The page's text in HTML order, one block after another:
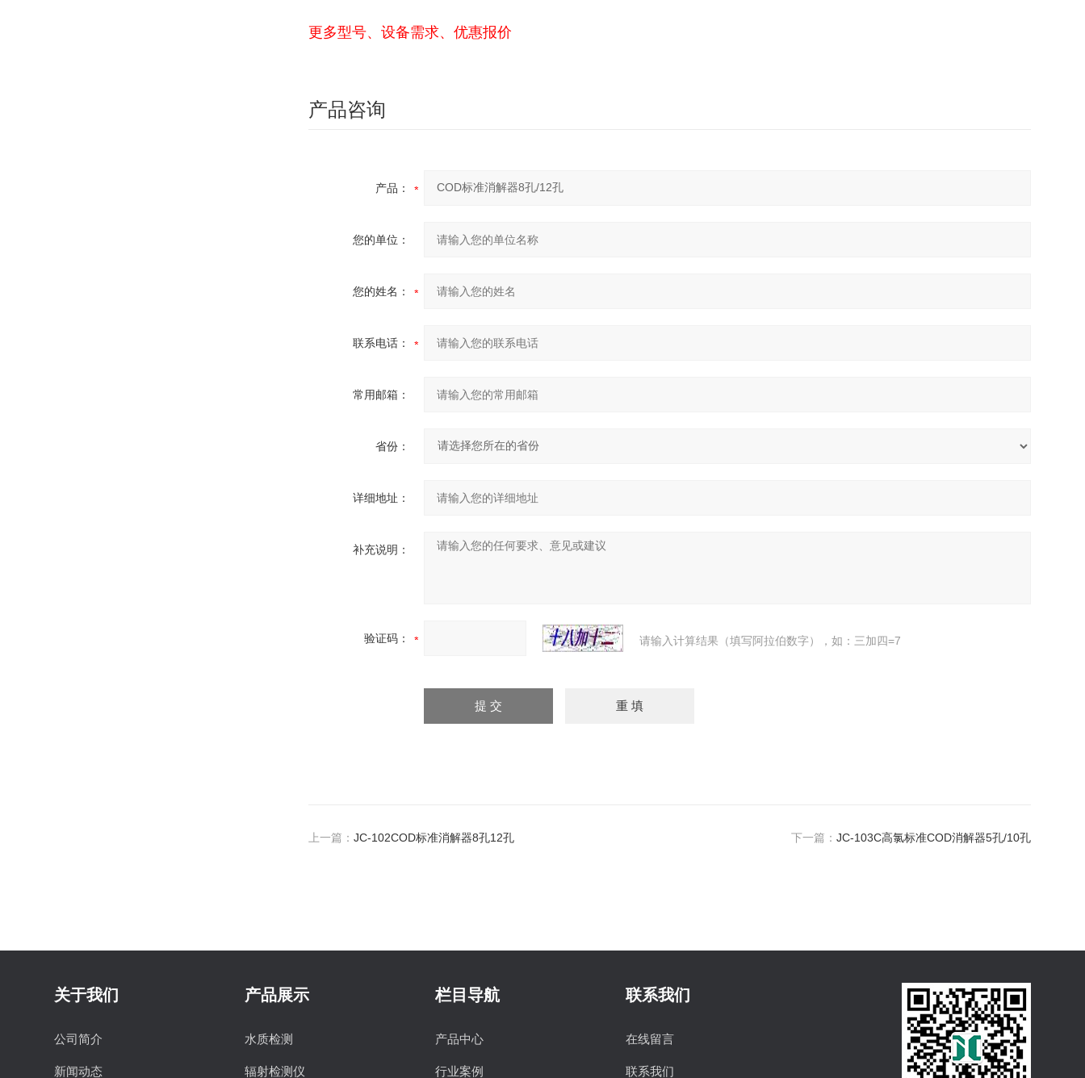
更多型号、设备需求、优惠报价
产品咨询
产品：
您的单位：
您的姓名：
联系电话：
常用邮箱：
省份：
详细地址：
补充说明：
验证码： 请输入计算结果（填写阿拉伯数字），如：三加四=7
上一篇： JC-102COD标准消解器8孔12孔 下一篇： JC-103C高氯标准COD消解器5孔/10孔
关于我们
公司简介
新闻动态
产品展示
水质检测
辐射检测仪
栏目导航
产品中心
行业案例
联系我们
在线留言
联系我们